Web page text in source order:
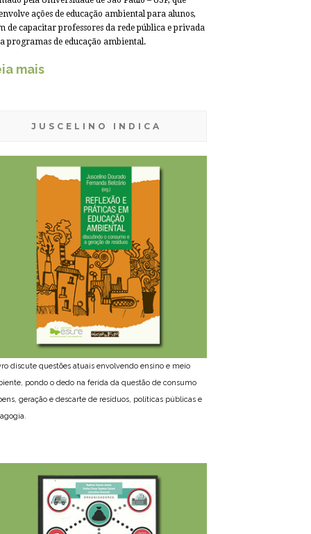
ações de educação ambiental para alunos,
de capacitar professores da rede pública e privada
programas de educação ambiental.
mais
JUSCELINO INDICA
discute questões atuais envolvendo ensino e meio
pondo o dedo na ferida da questão de consumo
geração e descarte de resíduos, políticas públicas e